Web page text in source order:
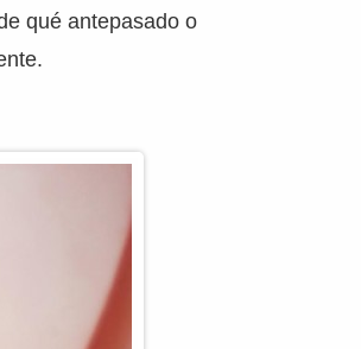
qué antepasado o